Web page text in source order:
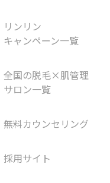
リンリン
キャンペーン一覧
全国の脱毛×肌管理
サロン一覧
無料カウンセリング
採用サイト